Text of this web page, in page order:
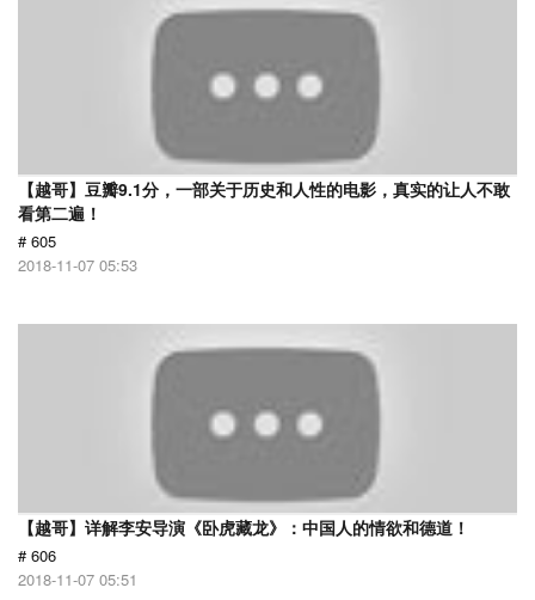
【越哥】豆瓣9.1分，一部关于历史和人性的电影，真实的让人不敢
看第二遍！
# 605
2018-11-07 05:53
【越哥】详解李安导演《卧虎藏龙》：中国人的情欲和德道！
# 606
2018-11-07 05:51